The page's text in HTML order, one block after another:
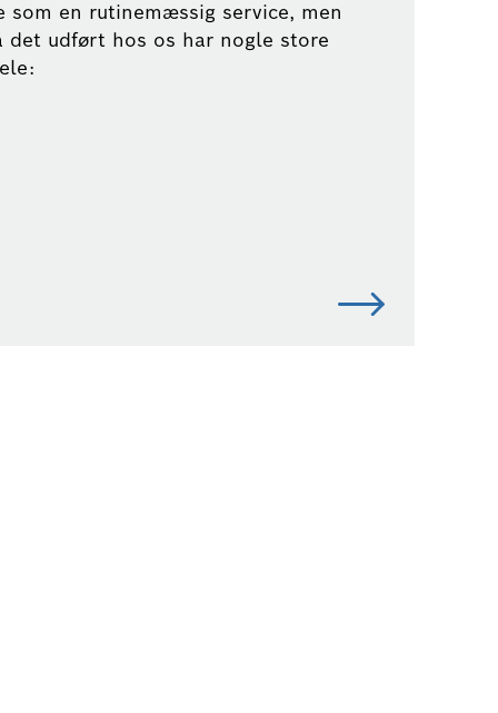
som en rutinemæssig service, men
det udført hos os har nogle store